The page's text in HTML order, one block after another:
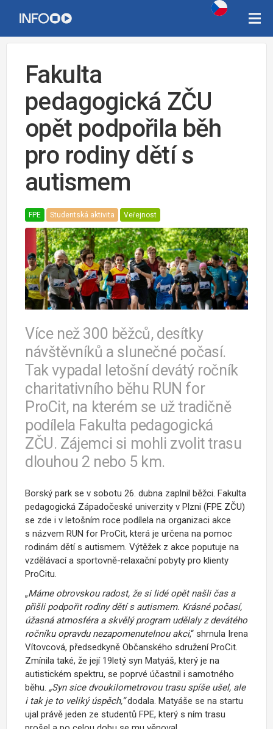
Fakulta
pedagogická ZČU
opět podpořila běh
pro rodiny dětí s
autismem
FPE Studentská aktivita Veřejnost
Více než 300 běžců, desítky
návštěvníků a slunečné počasí.
Tak vypadal letošní devátý ročník
charitativního běhu RUN for
ProCit, na kterém se už tradičně
podílela Fakulta pedagogická
ZČU. Zájemci si mohli zvolit trasu
dlouhou 2 nebo 5 km.
Borský park se v sobotu 26. dubna zaplnil běžci. Fakulta
pedagogická Západočeské univerzity v Plzni (FPE ZČU)
se zde i v letošním roce podílela na organizaci akce
s názvem RUN for ProCit, která je určena na pomoc
rodinám dětí s autismem. Výtěžek z akce poputuje na
vzdělávací a sportovně-relaxační pobyty pro klienty
ProCitu.
„Máme obrovskou radost, že si lidé opět našli čas a
přišli podpořit rodiny dětí s autismem. Krásné počasí,
úžasná atmosféra a skvělý program udělaly z devátého
ročníku opravdu nezapomenutelnou akci,“ shrnula Irena
Vítovcová, předsedkyně Občanského sdružení ProCit.
Zmínila také, že její 19letý syn Matyáš, který je na
autistickém spektru, se poprvé účastnil i samotného
běhu. „Syn sice dvoukilometrovou trasu spíše ušel, ale
i tak je to veliký úspěch,“dodala. Matyáše se na startu
ujal právě jeden ze studentů FPE, který s ním trasu